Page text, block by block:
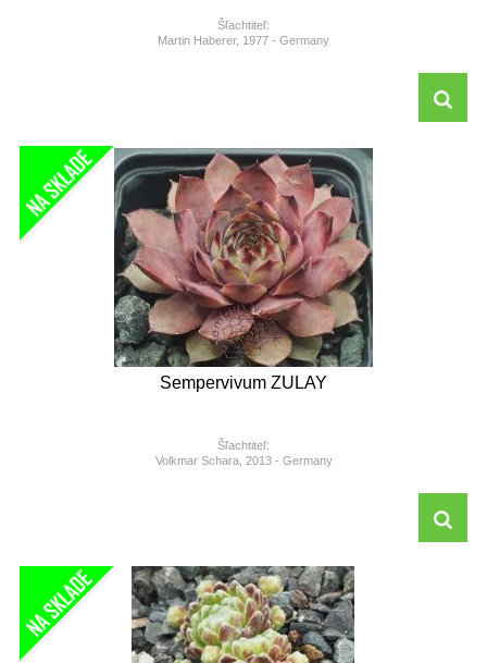
Šľachtiteľ:
Martin Haberer, 1977 - Germany
Sempervivum ZULAY
Šľachtiteľ:
Volkmar Schara, 2013 - Germany